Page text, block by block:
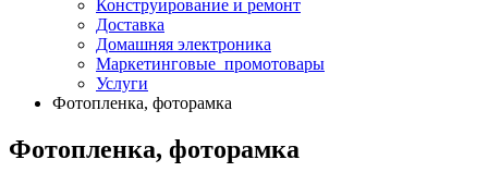
Конструирование и ремонт
Доставка
Домашняя электроника
Маркетинговые_промотовары
Услуги
Фотопленка, фоторамка
Фотопленка, фоторамка